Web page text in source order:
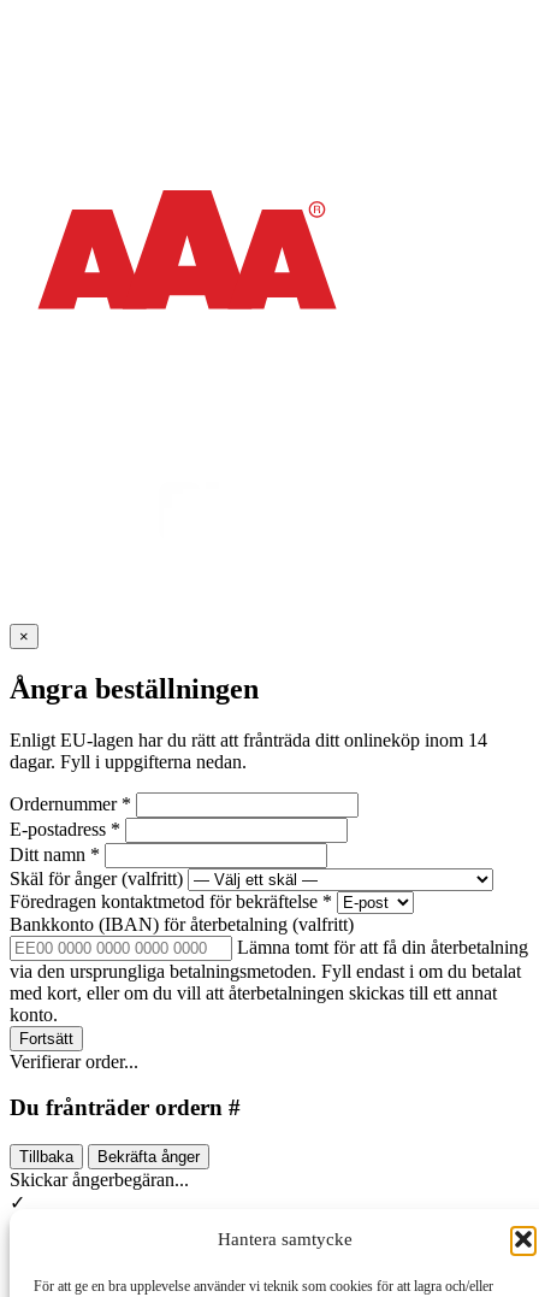
Hantera samtycke
För att ge en bra upplevelse använder vi teknik som cookies för att lagra och/eller
×
Ångra beställningen
Enligt EU-lagen har du rätt att frånträda ditt onlineköp inom 14
dagar. Fyll i uppgifterna nedan.
Ordernummer *
E-postadress *
Ditt namn *
Skäl för ånger(valfritt)
Föredragen kontaktmetod för bekräftelse *
Bankkonto (IBAN) för återbetalning (valfritt)
Lämna tomt för att få din återbetalning
via den ursprungliga betalningsmetoden. Fyll endast i om du betalat
med kort, eller om du vill att återbetalningen skickas till ett annat
konto.
Fortsätt
Verifierar order...
Du frånträder ordern #
Tillbaka Bekräfta ånger
Skickar ångerbegäran...
✓
Ångerbegäran inskickad